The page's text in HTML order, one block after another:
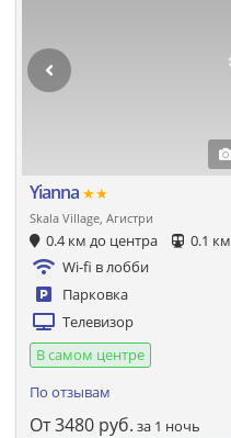
Yianna ★★
Skala Village, Агистри
0.4 км до центра 0.1 км
Wi-fi в лобби
Парковка
Телевизор
В самом центре
По отзывам
От3480 руб. за 1 ночь